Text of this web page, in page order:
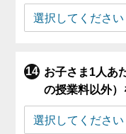
お子さま1人あ
の授業料以外）